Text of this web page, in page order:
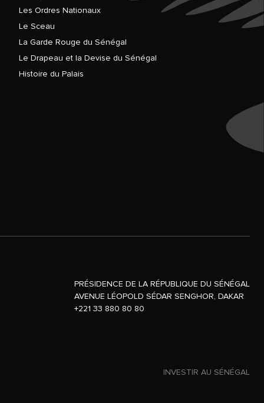
Les Ordres Nationaux
Le Sceau
La Garde Rouge du Sénégal
Le Drapeau et la Devise du Sénégal
Histoire du Palais
PRÉSIDENCE DE LA RÉPUBLIQUE DU SÉNÉGAL
AVENUE LÉOPOLD SÉDAR SENGHOR, DAKAR
+221 33 880 80 80
INVESTIR AU SÉNÉGAL